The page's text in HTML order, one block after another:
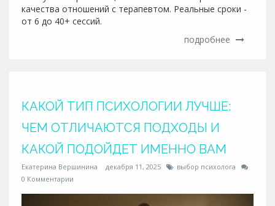
качества отношений с терапевтом. Реальные сроки -
от 6 до 40+ сессий.
подробнее
КАКОЙ ТИП ПСИХОЛОГИИ ЛУЧШЕ:
ЧЕМ ОТЛИЧАЮТСЯ ПОДХОДЫ И
КАКОЙ ПОДОЙДЕТ ИМЕННО ВАМ
Екатерина Вершинина декабря 11, 2025
выбор психолога
0 Комментарии